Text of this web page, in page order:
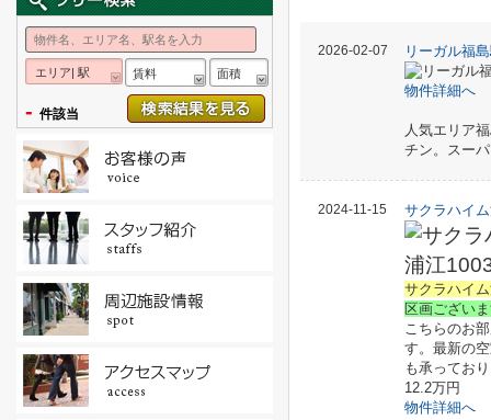
2026-02-07 リーガル福
物件詳細へ
人気エリア
チン。スー
2024-11-15 サクラハイ
サクラハイ
区画ござい
こちらのお
す。最新の
も承ってお
12.2万円
物件詳細へ
エリア| 駅 賃料 面積
- 件該当